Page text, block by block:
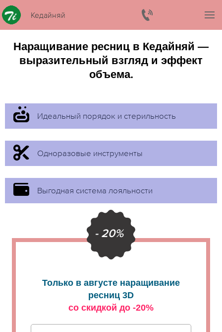
Кедайняй
Наращивание ресниц в Кедайняй —
выразительный взгляд и эффект
объема.
Идеальный порядок и стерильность
Одноразовые инструменты
Выгодная система лояльности
- 20%
Только в августе наращивание
ресниц 3D
со скидкой до -20%